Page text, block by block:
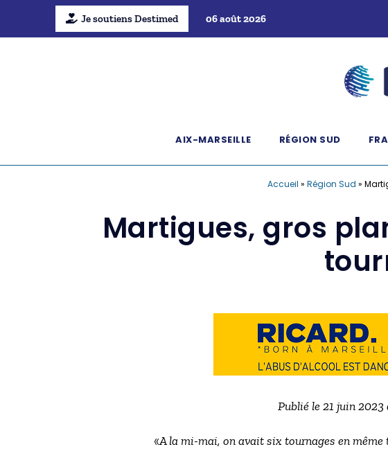
Je soutiens Destimed 06 août 2026
AIX-MARSEILLE RÉGION SUD
Accueil » Région Sud »
Martigues, gros
Publié le 21 juin
«A la mi-mai, on avait six tournages en même